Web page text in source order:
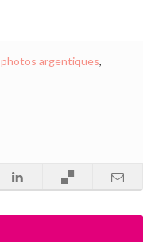
photos argentiques,